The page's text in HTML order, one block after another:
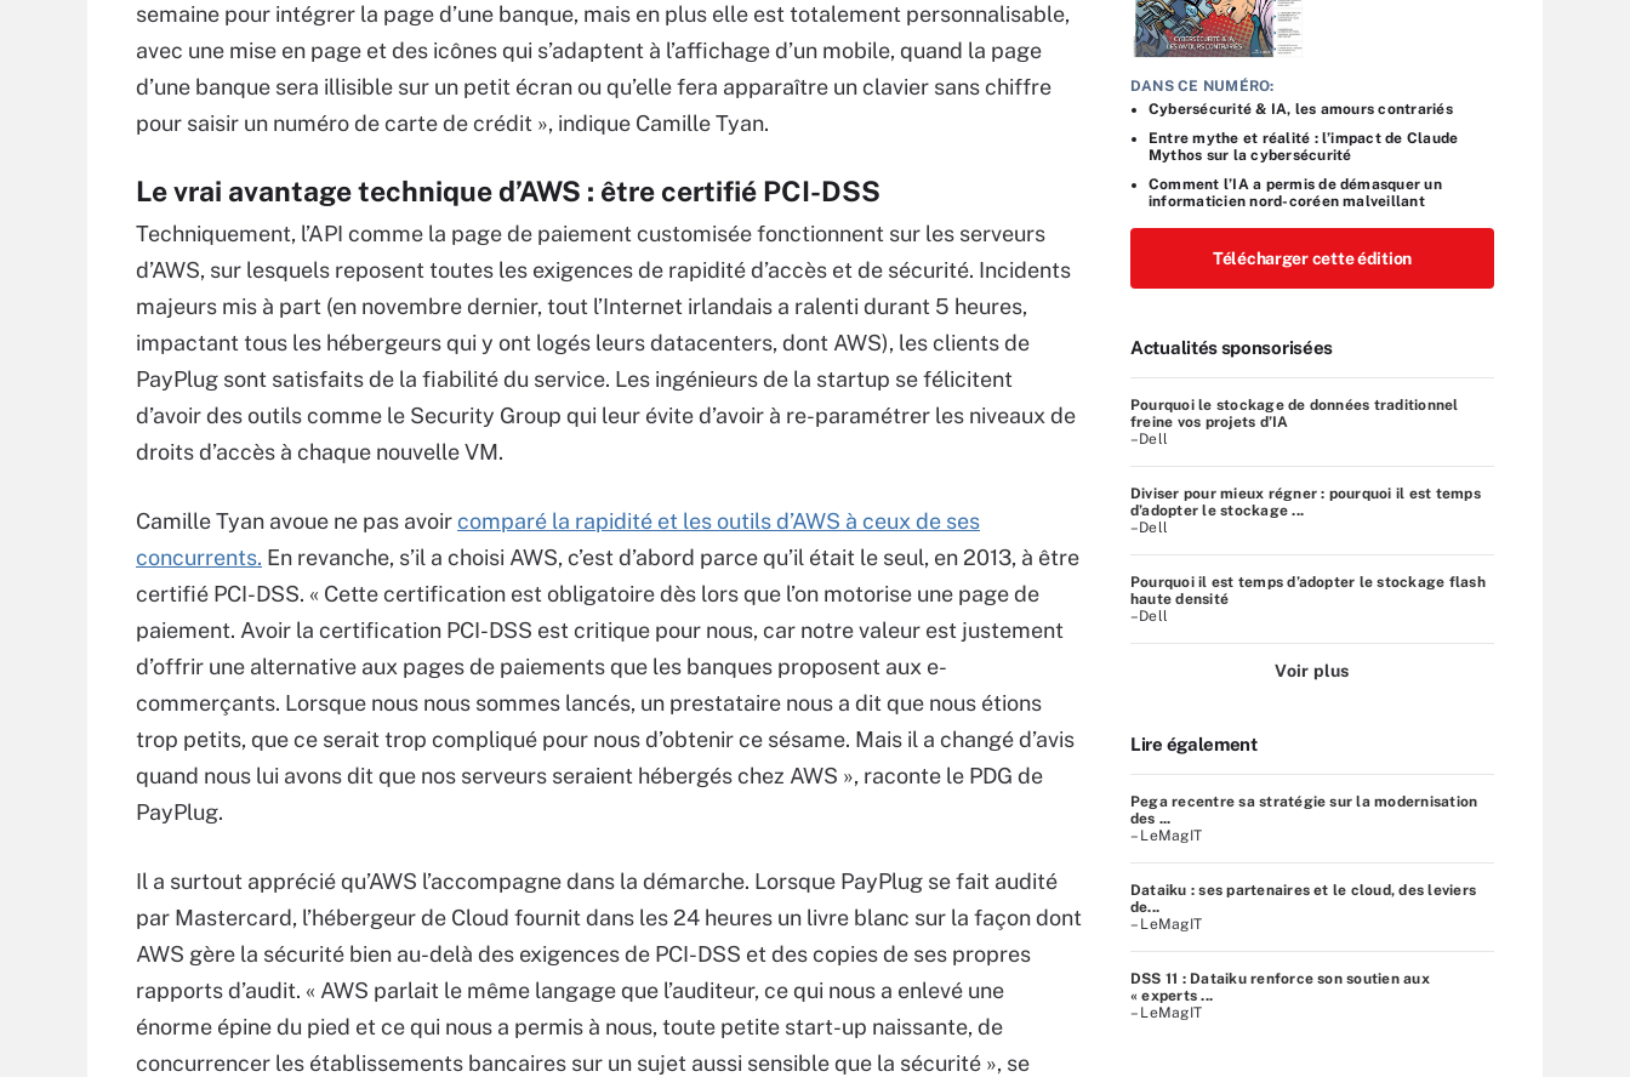
semaine pour intégrer la page d’une banque, mais en plus elle est totalement personnalisable,
avec une mise en page et des icônes qui s’adaptent à l’affichage d’un mobile, quand la page
d’une banque sera illisible sur un petit écran ou qu’elle fera apparaître un clavier sans chiffre
pour saisir un numéro de carte de crédit », indique Camille Tyan.
Le vrai avantage technique d’AWS : être certifié PCI-DSS
Techniquement, l’API comme la page de paiement customisée fonctionnent sur les serveurs
d’AWS, sur lesquels reposent toutes les exigences de rapidité d’accès et de sécurité. Incidents
majeurs mis à part (en novembre dernier, tout l’Internet irlandais a ralenti durant 5 heures,
impactant tous les hébergeurs qui y ont logés leurs datacenters, dont AWS), les clients de
PayPlug sont satisfaits de la fiabilité du service. Les ingénieurs de la startup se félicitent
d’avoir des outils comme le Security Group qui leur évite d’avoir à re-paramétrer les niveaux de
droits d’accès à chaque nouvelle VM.
Camille Tyan avoue ne pas avoircomparé la rapidité et les outils d’AWS à ceux de ses
concurrents. En revanche, s’il a choisi AWS, c’est d’abord parce qu’il était le seul, en 2013, à être
certifié PCI-DSS. « Cette certification est obligatoire dès lors que l’on motorise une page de
paiement. Avoir la certification PCI-DSS est critique pour nous, car notre valeur est justement
d’offrir une alternative aux pages de paiements que les banques proposent aux e-
commerçants. Lorsque nous nous sommes lancés, un prestataire nous a dit que nous étions
trop petits, que ce serait trop compliqué pour nous d’obtenir ce sésame. Mais il a changé d’avis
quand nous lui avons dit que nos serveurs seraient hébergés chez AWS », raconte le PDG de
PayPlug.
Il a surtout apprécié qu’AWS l’accompagne dans la démarche. Lorsque PayPlug se fait audité
par Mastercard, l’hébergeur de Cloud fournit dans les 24 heures un livre blanc sur la façon dont
AWS gère la sécurité bien au-delà des exigences de PCI-DSS et des copies de ses propres
rapports d’audit. « AWS parlait le même langage que l’auditeur, ce qui nous a enlevé une
énorme épine du pied et ce qui nous a permis à nous, toute petite start-up naissante, de
concurrencer les établissements bancaires sur un sujet aussi sensible que la sécurité », se
DANS CE NUMÉRO:
Cybersécurité & IA, les amours contrariés
Entre mythe et réalité : l’impact de Claude
Mythos sur la cybersécurité
Comment l’IA a permis de démasquer un
informaticien nord-coréen malveillant
Télécharger cette édition
Actualités sponsorisées
Pourquoi le stockage de données traditionnel
freine vos projets d’IA
–Dell
Diviser pour mieux régner : pourquoi il est temps
d’adopter le stockage ...
–Dell
Pourquoi il est temps d’adopter le stockage flash
haute densité
–Dell
Voir plus
Lire également
Pega recentre sa stratégie sur la modernisation
des ...
– LeMagIT
Dataiku : ses partenaires et le cloud, des leviers
de...
– LeMagIT
DSS 11 : Dataiku renforce son soutien aux
« experts ...
– LeMagIT